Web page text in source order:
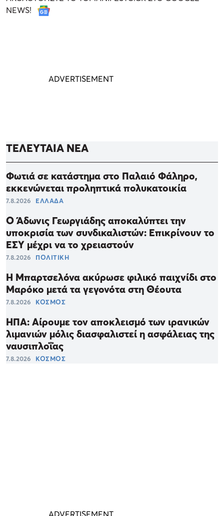
NEWS!
ΤΕΛΕΥΤΑΙΑ ΝΕΑ
Φωτιά σε κατάστημα στο Παλαιό Φάληρο,
εκκενώνεται προληπτικά πολυκατοικία
7.8.2026 ΕΛΛΑΔΑ
Ο Άδωνις Γεωργιάδης αποκαλύπτει την
υποκρισία των συνδικαλιστών: Επικρίνουν το
ΕΣΥ μέχρι να το χρειαστούν
7.8.2026 ΠΟΛΙΤΙΚΗ
Η Μπαρτσελόνα ακύρωσε φιλικό παιχνίδι στο
Μαρόκο μετά τα γεγονότα στη Θέουτα
7.8.2026 ΚΟΣΜΟΣ
ΗΠΑ: Αίρουμε τον αποκλεισμό των ιρανικών
λιμανιών μόλις διασφαλιστεί η ασφάλειας της
ναυσιπλοΐας
7.8.2026 ΚΟΣΜΟΣ